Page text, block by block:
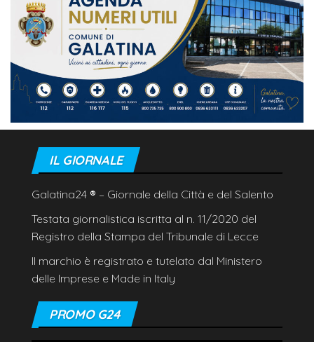
IL GIORNALE
Galatina24 ® – Giornale della Città e del Salento
Testata giornalistica iscritta al n. 11/2020 del
Registro della Stampa del Tribunale di Lecce
Il marchio è registrato e tutelato dal Ministero
delle Imprese e Made in Italy
PROMO G24